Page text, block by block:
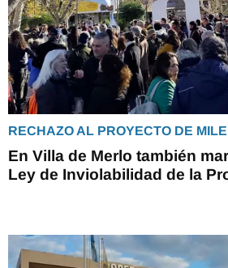
RECHAZO AL PROYECTO DE
En Villa de Merlo también
Ley de Inviolabilidad de la